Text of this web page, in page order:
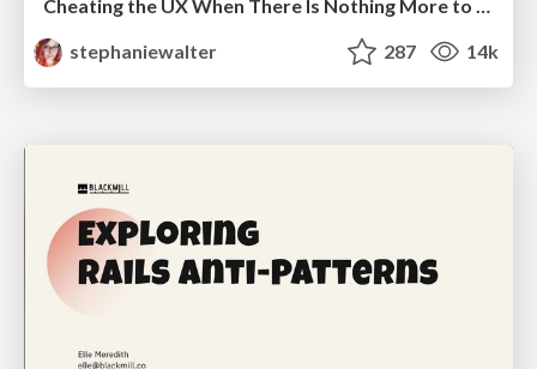
stephaniewalter
287 14k